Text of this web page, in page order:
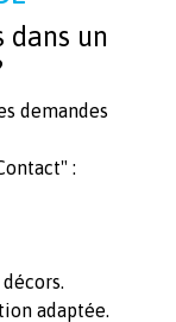
dans un
demandes
:
adaptée.